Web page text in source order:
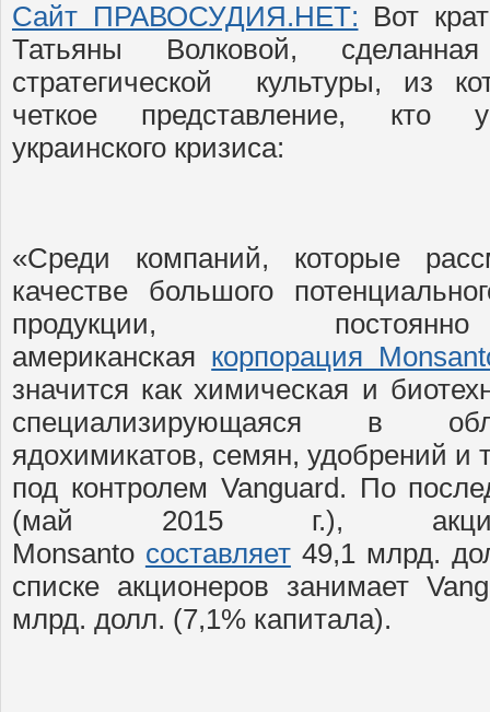
Сайт ПРАВОСУДИЯ.НЕТ: Вот
Татьяны Волковой,
стратегической культуры, из
четкое представление, кто
украинского кризиса:
«Среди компаний, которые
качестве большого
продукции,
американская корпорация
значится как химическая и
специализирующаяся в
ядохимикатов, семян, удобрений и
под контролем Vanguard. По
(май 2015 г.),
Monsanto составляет49,1 млрд.
списке акционеров занимает
млрд. долл. (7,1% капитала).